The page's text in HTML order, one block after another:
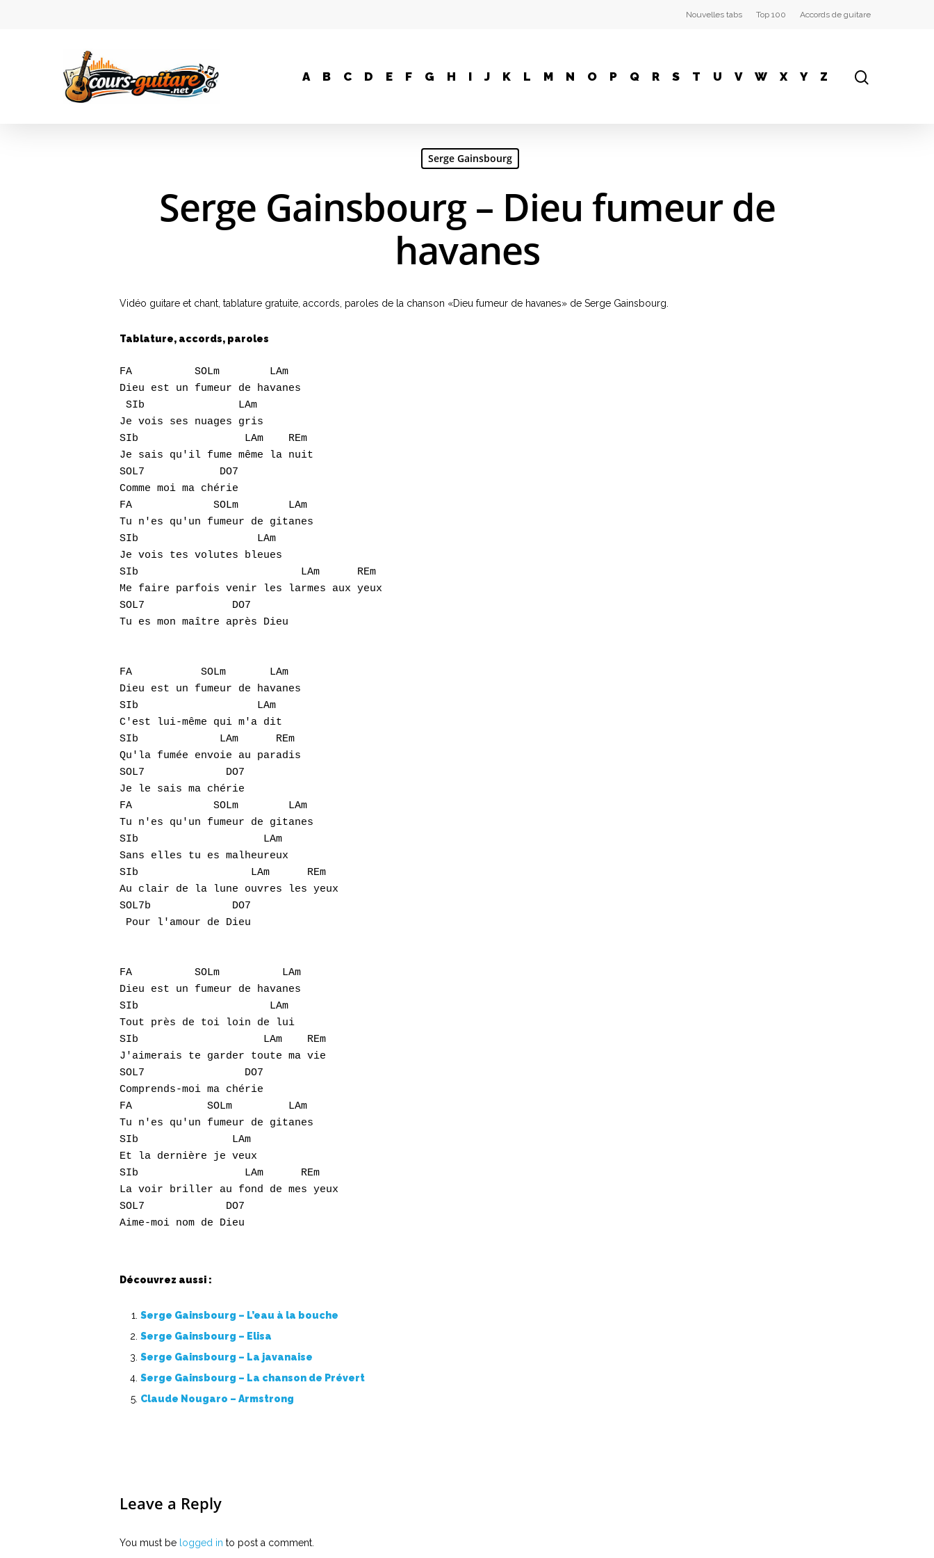
Nouvelles tabs Top 100 Accords de guitare
A B C D E F G H I J K L M N O P Q R S T U V W X Y Z
Serge Gainsbourg
Serge Gainsbourg – Dieu fumeur de
havanes
Vidéo guitare et chant, tablature gratuite, accords, paroles de la chanson «Dieu fumeur de havanes» de Serge Gainsbourg.
Tablature, accords, paroles
FA          SOLm        LAm
Dieu est un fumeur de havanes
SIb               LAm
Je vois ses nuages gris
SIb                 LAm    REm
Je sais qu'il fume même la nuit
SOL7            DO7
Comme moi ma chérie
FA             SOLm        LAm
Tu n'es qu'un fumeur de gitanes
SIb                   LAm
Je vois tes volutes bleues
SIb                          LAm      REm
Me faire parfois venir les larmes aux yeux
SOL7              DO7
Tu es mon maître après Dieu
FA           SOLm       LAm
Dieu est un fumeur de havanes
SIb                   LAm
C'est lui-même qui m'a dit
SIb             LAm      REm
Qu'la fumée envoie au paradis
SOL7             DO7
Je le sais ma chérie
FA             SOLm        LAm
Tu n'es qu'un fumeur de gitanes
SIb                    LAm
Sans elles tu es malheureux
SIb                  LAm      REm
Au clair de la lune ouvres les yeux
SOL7b             DO7
Pour l'amour de Dieu
FA          SOLm          LAm
Dieu est un fumeur de havanes
SIb                     LAm
Tout près de toi loin de lui
SIb                    LAm    REm
J'aimerais te garder toute ma vie
SOL7                DO7
Comprends-moi ma chérie
FA            SOLm         LAm
Tu n'es qu'un fumeur de gitanes
SIb               LAm
Et la dernière je veux
SIb                 LAm      REm
La voir briller au fond de mes yeux
SOL7             DO7
Découvrez aussi :
Serge Gainsbourg – L’eau à la bouche
Serge Gainsbourg – Elisa
Serge Gainsbourg – La javanaise
Serge Gainsbourg – La chanson de Prévert
Claude Nougaro – Armstrong
Leave a Reply
You must be logged in to post a comment.